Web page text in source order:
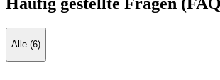
Alle (6)